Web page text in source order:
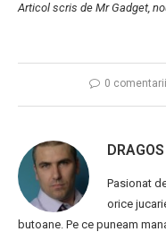
Articol scris de Mr Gadget,
0 comentarii
Pasionat
orice
butoane. Pe ce puneam